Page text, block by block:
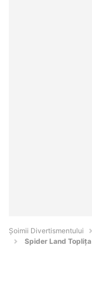
Şoimii Divertismentului
Spider Land Toplița